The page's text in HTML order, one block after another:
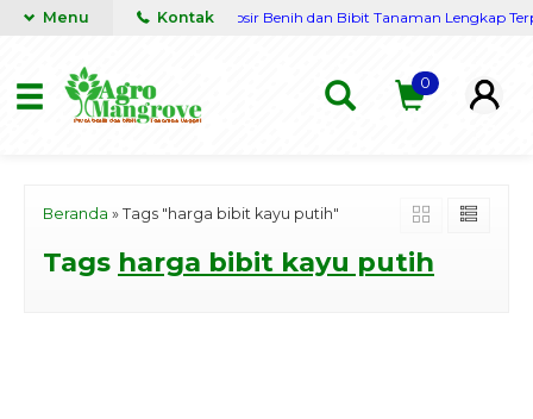
seluruh Nusantara Grosir Benih dan Bibit Tanaman Lengkap
Menu Kontak
0
Beranda » Tags "harga bibit kayu putih"
Tags harga bibit kayu putih